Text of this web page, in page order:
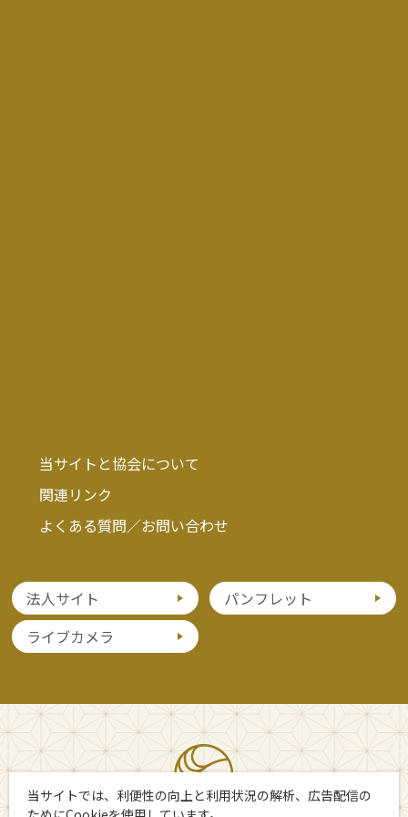
当サイトと協会について
関連リンク
よくある質問／お問い合わせ
法人サイト
パンフレット
ライブカメラ
当サイトでは、利便性の向上と利用状況の解析、広告配信の